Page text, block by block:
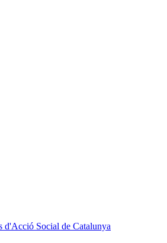
d'Acció Social de Catalunya